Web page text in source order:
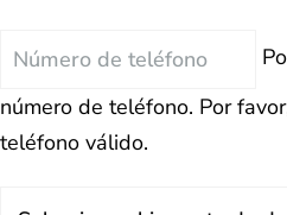
Teléfono
número de teléfono. Por
teléfono válido.